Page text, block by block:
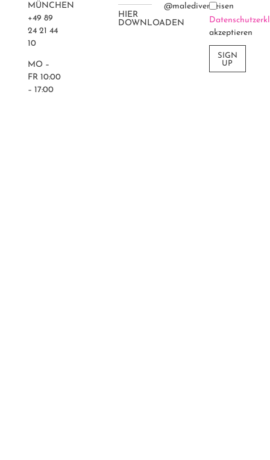
MÜNCHEN
+49 89
24 21 44
10
MO –
FR 10:00
– 17:00
HIER
DOWNLOADEN
@maledivenreisen
akzeptieren
SIGN
UP